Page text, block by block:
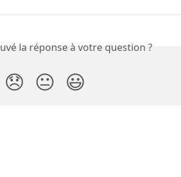
la réponse à votre question ?
😞 😐 😃